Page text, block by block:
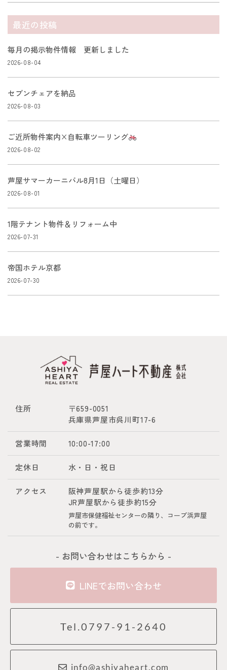
最近の投稿
毎月の掲示物件情報 更新しました
2026-08-04
セブンチェアを納品
2026-08-03
ご近所物件案内×自転車ツーリング
2026-08-02
芦屋サマーカーニバル8月1日（土曜日）
2026-08-01
1階テナント物件＆リフォーム中
2026-07-31
帝国ホテル京都
2026-07-30
住所
〒659-0051
兵庫県芦屋市呉川町17-6
営業時間 10:00-17:00
定休日 水・日・祝日
アクセス
阪神芦屋駅から徒歩約13分
JR芦屋駅から徒歩約15分
芦屋市保健福祉センターの隣り、コープ浜芦屋
の前です。
- お問い合わせはこちらから -
LINEでお問い合わせ
Tel.0797-91-2640
info@ashiyaheart.com